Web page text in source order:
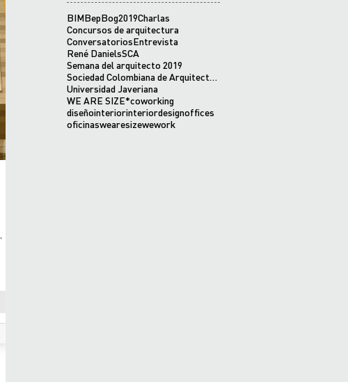
BIMBepBog2019Charlas
Concursos de arquitectura
ConversatoriosEntrevista
René DanielsSCA
Semana del arquitecto 2019
Sociedad Colombiana de Arquitectos Bogotá D.C.
Universidad Javeriana
WE ARE SIZE*coworking
diseñointeriorinteriordesignoffices
oficinaswearesizewework